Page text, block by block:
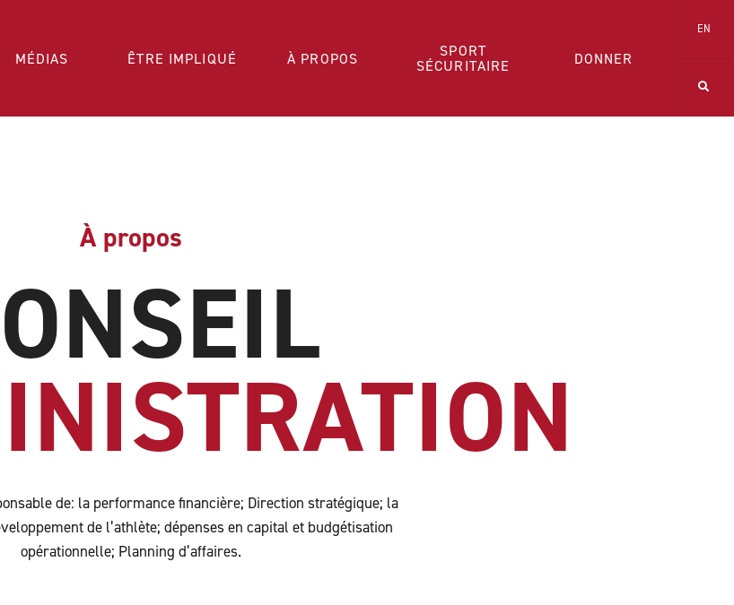
MÉDIAS ÊTRE IMPLIQUÉ À PROPOS
SPORT
SÉCURITAIRE
DONNER
EN
À propos
de: la performance financière; Direction stratégique; la
de l’athlète; dépenses en capital et budgétisation
opérationnelle; Planning d’affaires.